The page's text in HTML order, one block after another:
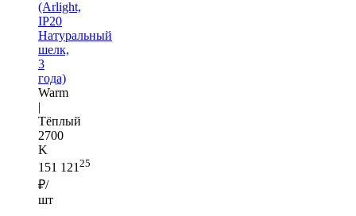
(Arlight,
IP20
Натуральный
шелк,
3
года)
Warm
|
Тёплый
2700
K
151 12125
₽/
шт